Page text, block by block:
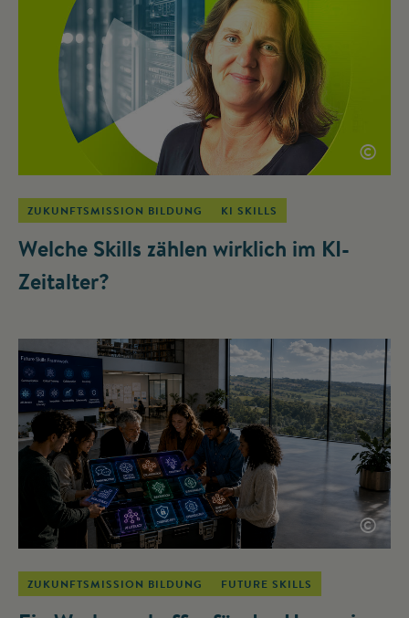
©
ZUKUNFTSMISSION BILDUNG KI SKILLS
Welche Skills zählen wirklich im KI-
Zeitalter?
©
ZUKUNFTSMISSION BILDUNG FUTURE SKILLS